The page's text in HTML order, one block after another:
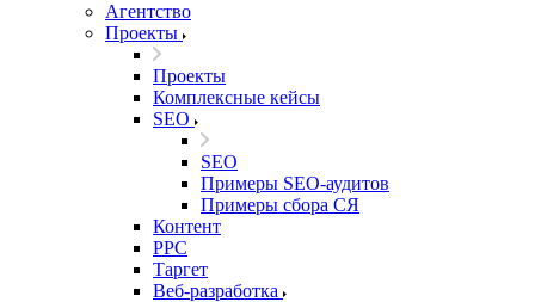
Агентство
Проекты
Проекты
Комплексные кейсы
SEO
SEO
Примеры SEO-аудитов
Примеры сбора СЯ
Контент
PPC
Таргет
Веб-разработка